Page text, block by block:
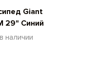
Giant
29" Синий
наличии